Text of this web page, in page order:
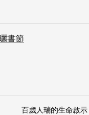
書節
百歲人瑞的生命啟示